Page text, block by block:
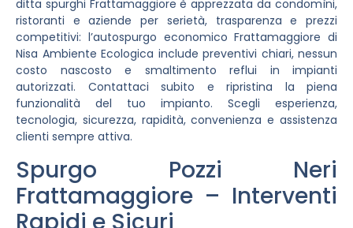
ditta spurghi Frattamaggiore è apprezzata da condomìni,
ristoranti e aziende per serietà, trasparenza e prezzi
competitivi: l’autospurgo economico Frattamaggiore di
Nisa Ambiente Ecologica include preventivi chiari, nessun
costo nascosto e smaltimento reflui in impianti
autorizzati. Contattaci subito e ripristina la piena
funzionalità del tuo impianto. Scegli esperienza,
tecnologia, sicurezza, rapidità, convenienza e assistenza
clienti sempre attiva.
Spurgo Pozzi Neri
Frattamaggiore – Interventi